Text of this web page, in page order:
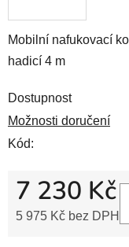
Mobilní nafukovací
hadicí 4 m
Dostupnost
Možnosti doručení
Kód:
7 230 Kč
5 975 Kč bez DPH